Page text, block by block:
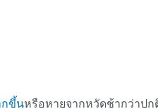
กขึ้นหรือหายจากหวัดช้ากว่าปก